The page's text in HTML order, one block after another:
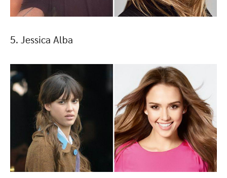
5. Jessica Alba